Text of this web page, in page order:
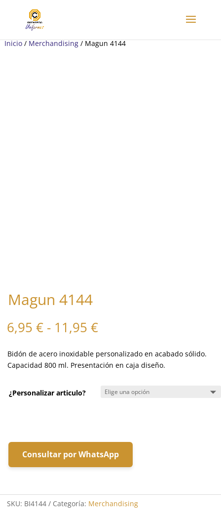
Inicio/Merchandising/ Magun 4144
Magun 4144
6,95 € - 11,95 €Rango
precios:
desde
6,95 €
11,95 €
Bidón de acero inoxidable personalizado en acabado sólido.
Capacidad 800 ml. Presentación en caja diseño.
¿Personalizar articulo?
Consultar por WhatsApp
SKU: BI4144 Categoría: Merchandising